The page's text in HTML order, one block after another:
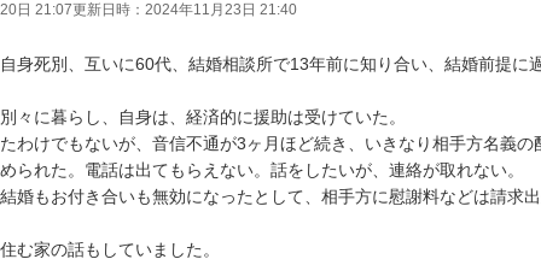
日 21:07更新日時： 2024年11月23日 21:40
身死別、互いに60代、結婚相談所で13年前に知り合い、結婚前提に
々に暮らし、自身は、経済的に援助は受けていた。
わけでもないが、音信不通が3ヶ月ほど続き、いきなり相手方名義の
られた。電話は出てもらえない。話をしたいが、連絡が取れない。
婚もお付き合いも無効になったとして、相手方に慰謝料などは請求
む家の話もしていました。